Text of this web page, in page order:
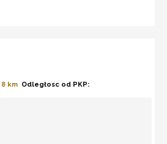
8 km Odległosc od PKP: